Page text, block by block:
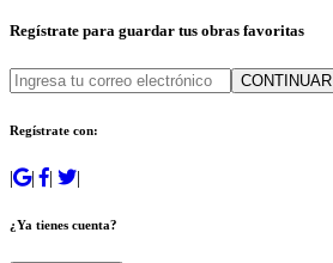
Regístrate para guardar tus obras favoritas
CONTINUAR
Regístrate con:
| | | |
¿Ya tienes cuenta?